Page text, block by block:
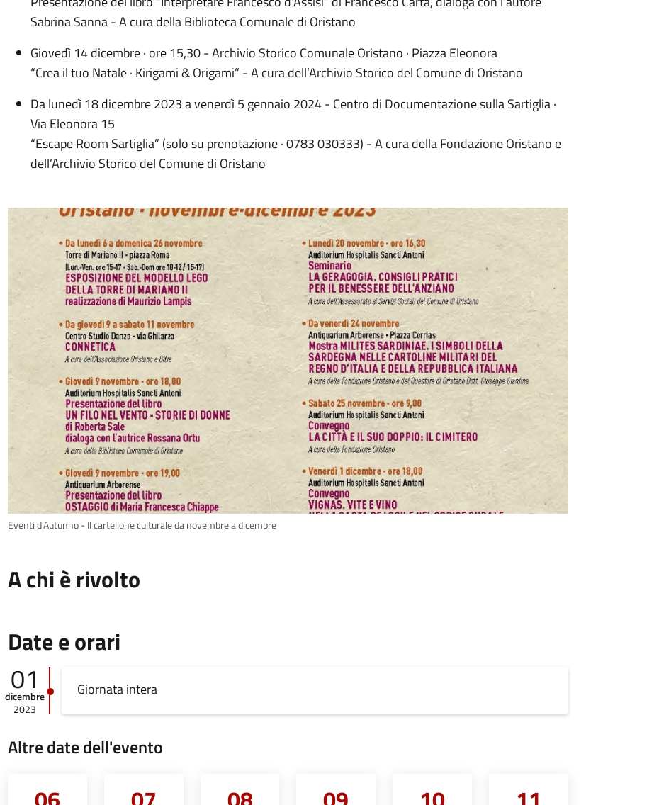
Sabrina Sanna - A cura della Biblioteca Comunale di Oristano
Giovedì 14 dicembre · ore 15,30 - Archivio Storico Comunale Oristano · Piazza Eleonora
“Crea il tuo Natale · Kirigami & Origami” - A cura dell’Archivio Storico del Comune di Oristano
Da lunedì 18 dicembre 2023 a venerdì 5 gennaio 2024 - Centro di Documentazione sulla Sartiglia ·
Via Eleonora 15
“Escape Room Sartiglia” (solo su prenotazione · 0783 030333) - A cura della Fondazione Oristano e
dell’Archivio Storico del Comune di Oristano
Eventi d'Autunno - Il cartellone culturale da novembre a dicembre
A chi è rivolto
Date e orari
01
dicembre
2023
Giornata intera
Altre date dell'evento